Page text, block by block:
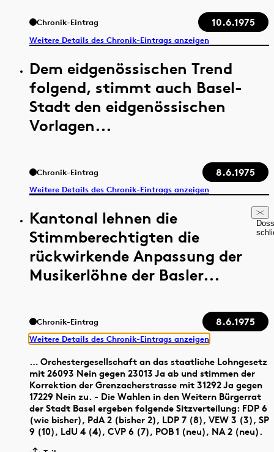
Chronik-Eintrag 10.6.1975
Weitere Details des Chronik-Eintrags anzeigen
Dem eidgenössischen Trend
folgend, stimmt auch Basel-
Stadt den eidgenössischen
Vorlagen...
Chronik-Eintrag 8.6.1975
Weitere Details des Chronik-Eintrags anzeigen
Kantonal lehnen die
Stimmberechtigten die
rückwirkende Anpassung der
Musikerlöhne der Basler...
Chronik-Eintrag 8.6.1975
Weitere Details des Chronik-Eintrags anzeigen
… Orchestergesellschaft an das staatliche Lohngesetz
mit 26093 Nein gegen 23013 Ja ab und stimmen der
Korrektion der Grenzacherstrasse mit 31292 Ja gegen
17229 Nein zu. - Die Wahlen in den Weitern Bürgerrat
der Stadt Basel ergeben folgende Sitzverteilung: FDP 6
(wie bisher), PdA 2 (bisher 2), LDP 7 (8), VEW 3 (3), SP
9 (10), LdU 4 (4), CVP 6 (7), POB 1 (neu), NA 2 (neu).